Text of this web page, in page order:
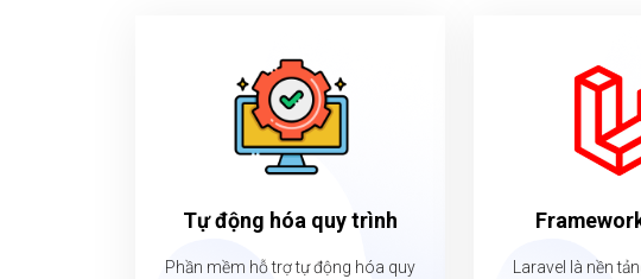
Tự động hóa quy trình
Phần mềm hỗ trợ tự động hóa quy
Laravel là nền